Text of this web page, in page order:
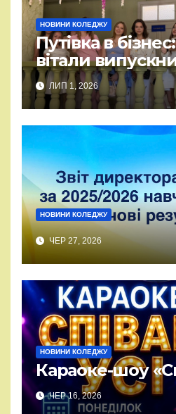
НОВИНИ КОЛЕДЖУ
Путівка в
вітали
ЛИП 1, 2026
НОВИНИ КОЛЕДЖУ
ЧЕР 27, 2026
НОВИНИ КОЛЕДЖУ
Караоке-шоу
ЧЕР 16, 2026